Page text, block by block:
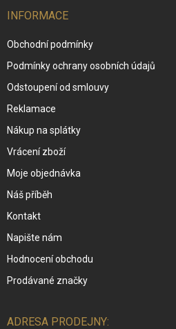
INFORMACE
Obchodní podmínky
Podmínky ochrany osobních údajů
Odstoupení od smlouvy
Reklamace
Nákup na splátky
Vrácení zboží
Moje objednávka
Náš příběh
Kontakt
Napište nám
Hodnocení obchodu
Prodávané značky
ADRESA PRODEJNY: